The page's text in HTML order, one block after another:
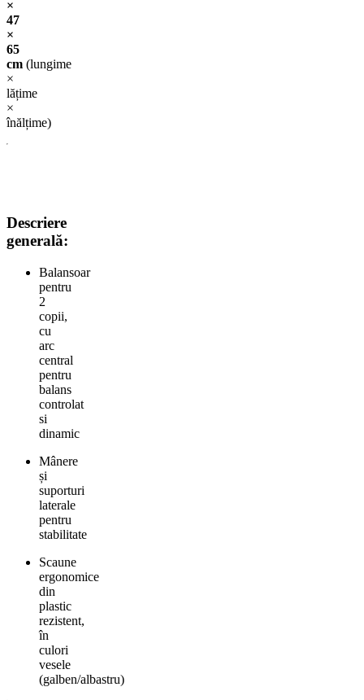
×
47
×
65
cm (lungime
×
lățime
×
înălțime)
Descriere
generală:
Balansoar
pentru
2
copii,
cu
arc
central
pentru
balans
controlat
si
dinamic
Mânere
și
suporturi
laterale
pentru
stabilitate
Scaune
ergonomice
din
plastic
rezistent,
în
culori
vesele
(galben/albastru)